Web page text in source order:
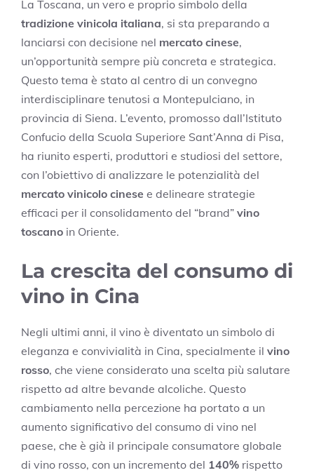
La Toscana, un vero e proprio simbolo della
tradizione vinicola italiana, si sta preparando a
lanciarsi con decisione nel mercato cinese,
un’opportunità sempre più concreta e strategica.
Questo tema è stato al centro di un convegno
interdisciplinare tenutosi a Montepulciano, in
provincia di Siena. L’evento, promosso dall’Istituto
Confucio della Scuola Superiore Sant’Anna di Pisa,
ha riunito esperti, produttori e studiosi del settore,
con l’obiettivo di analizzare le potenzialità del
mercato vinicolo cinese e delineare strategie
efficaci per il consolidamento del “brand” vino
toscano in Oriente.
La crescita del consumo di
vino in Cina
Negli ultimi anni, il vino è diventato un simbolo di
eleganza e convivialità in Cina, specialmente il vino
rosso, che viene considerato una scelta più salutare
rispetto ad altre bevande alcoliche. Questo
cambiamento nella percezione ha portato a un
aumento significativo del consumo di vino nel
paese, che è già il principale consumatore globale
di vino rosso, con un incremento del 140% rispetto